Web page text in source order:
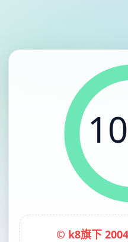
© k8旗下